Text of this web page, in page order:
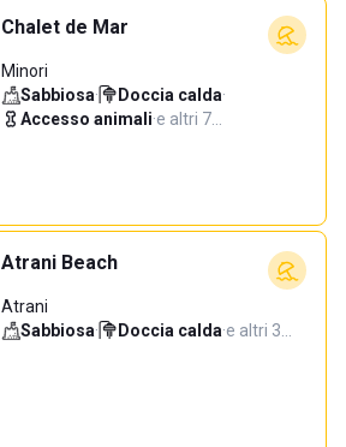
Chalet de Mar
Minori
Sabbiosa· Doccia calda·
Accesso animali·e altri 7…
Atrani Beach
Atrani
Sabbiosa· Doccia calda·e altri 3…